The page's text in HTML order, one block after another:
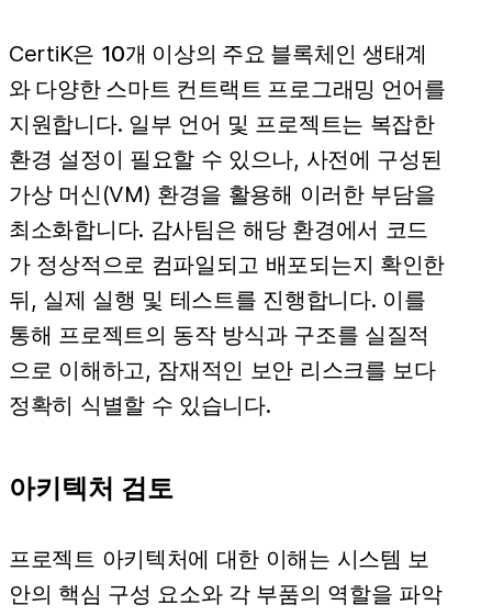
CertiK은 10개 이상의 주요 블록체인 생태계
와 다양한 스마트 컨트랙트 프로그래밍 언어를
지원합니다. 일부 언어 및 프로젝트는 복잡한
환경 설정이 필요할 수 있으나, 사전에 구성된
가상 머신(VM) 환경을 활용해 이러한 부담을
최소화합니다. 감사팀은 해당 환경에서 코드
가 정상적으로 컴파일되고 배포되는지 확인한
뒤, 실제 실행 및 테스트를 진행합니다. 이를
통해 프로젝트의 동작 방식과 구조를 실질적
으로 이해하고, 잠재적인 보안 리스크를 보다
정확히 식별할 수 있습니다.
아키텍처 검토
프로젝트 아키텍처에 대한 이해는 시스템 보
안의 핵심 구성 요소와 각 부품의 역할을 파악